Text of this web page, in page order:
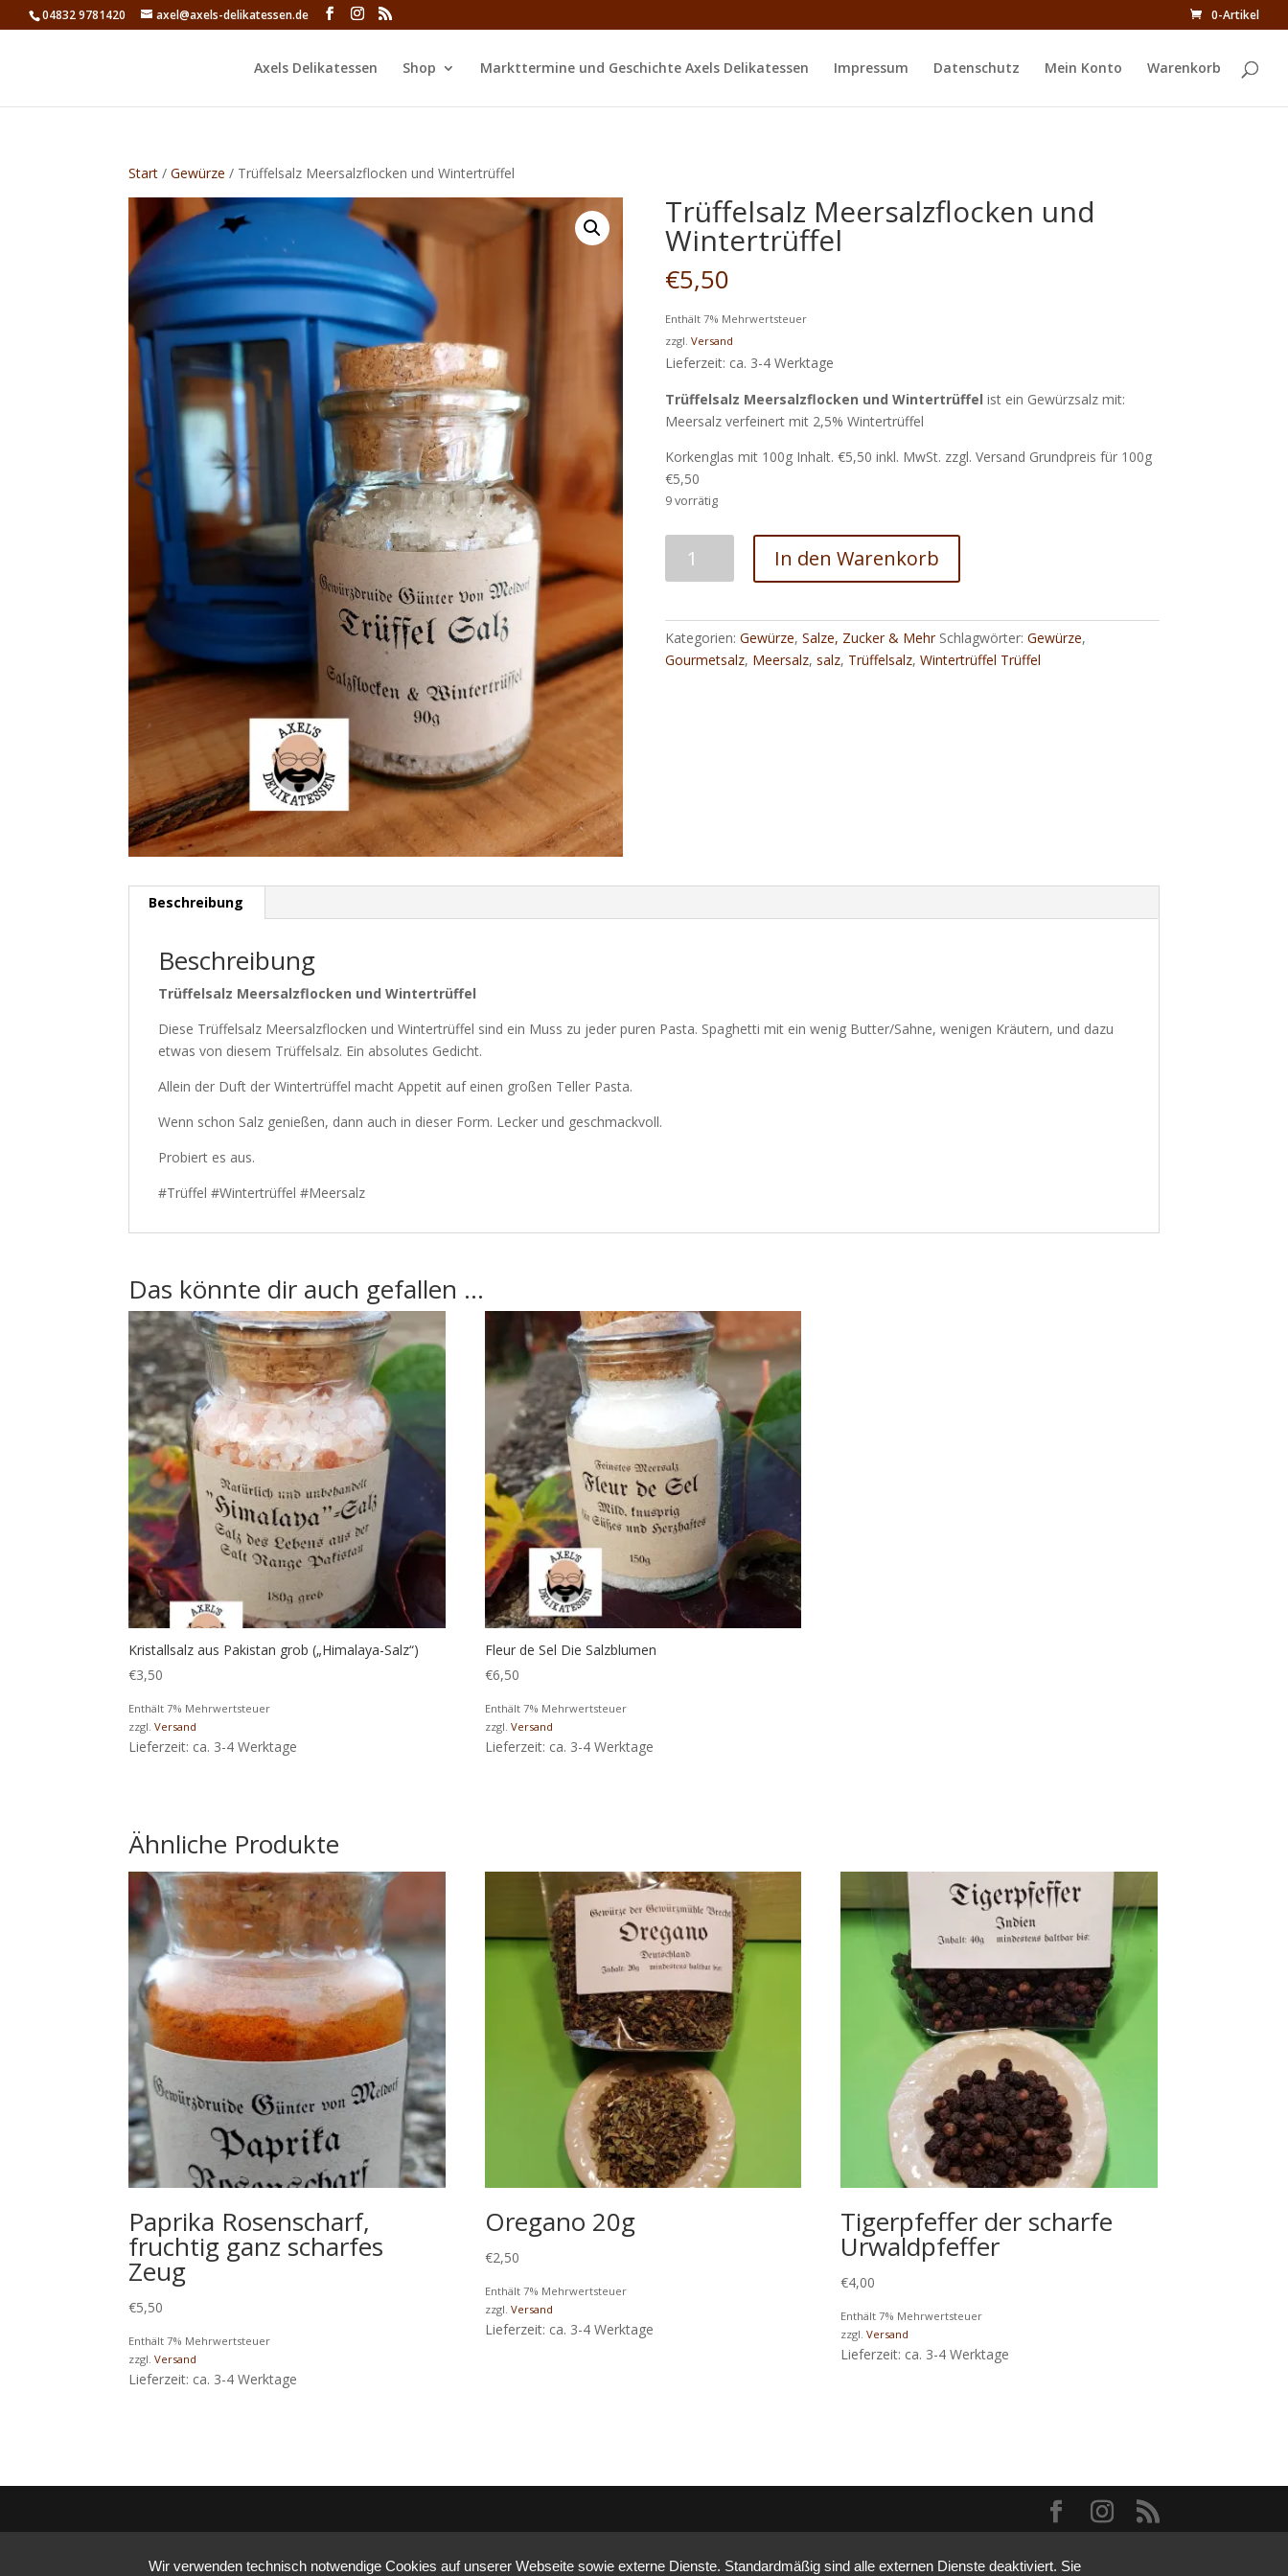
04832 9781420 axel@axels-delikatessen.de 0-Artikel
Axels Delikatessen Shop Markttermine und Geschichte Axels Delikatessen Impressum Datenschutz Mein Konto Warenkorb
Start /Gewürze / Trüffelsalz Meersalzflocken und Wintertrüffel
Trüffelsalz Meersalzflocken und
Wintertrüffel
€5,50
Enthält 7% Mehrwertsteuer
zzgl. Versand
Lieferzeit: ca. 3-4 Werktage
Trüffelsalz Meersalzflocken und Wintertrüffel ist ein Gewürzsalz mit:
Meersalz verfeinert mit 2,5% Wintertrüffel
Korkenglas mit 100g Inhalt. €5,50 inkl. MwSt. zzgl. Versand Grundpreis für 100g
€5,50
9 vorrätig
Meersalzflocken
Menge
In den Warenkorb
Kategorien: Gewürze, Salze, Zucker & Mehr Schlagwörter: Gewürze,
Gourmetsalz, Meersalz, salz, Trüffelsalz, Wintertrüffel Trüffel
Beschreibung
Beschreibung
Trüffelsalz Meersalzflocken und Wintertrüffel
Diese Trüffelsalz Meersalzflocken und Wintertrüffel sind ein Muss zu jeder puren Pasta. Spaghetti mit ein wenig Butter/Sahne, wenigen Kräutern, und dazu
etwas von diesem Trüffelsalz. Ein absolutes Gedicht.
Allein der Duft der Wintertrüffel macht Appetit auf einen großen Teller Pasta.
Wenn schon Salz genießen, dann auch in dieser Form. Lecker und geschmackvoll.
Probiert es aus.
#Trüffel #Wintertrüffel #Meersalz
Das könnte dir auch gefallen …
Kristallsalz aus Pakistan grob („Himalaya-Salz“)
€3,50
Enthält 7% Mehrwertsteuer
zzgl.Versand
Lieferzeit: ca. 3-4 Werktage
Fleur de Sel Die Salzblumen
€6,50
Enthält 7% Mehrwertsteuer
zzgl. Versand
Lieferzeit: ca. 3-4 Werktage
Ähnliche Produkte
Paprika Rosenscharf,
fruchtig ganz scharfes
Zeug
€5,50
Enthält 7% Mehrwertsteuer
zzgl.Versand
Lieferzeit: ca. 3-4 Werktage
Oregano 20g
€2,50
Enthält 7% Mehrwertsteuer
zzgl. Versand
Lieferzeit: ca. 3-4 Werktage
Tigerpfeffer der scharfe
Urwaldpfeffer
€4,00
Enthält 7% Mehrwertsteuer
zzgl.Versand
Lieferzeit: ca. 3-4 Werktage
Wir verwenden technisch notwendige Cookies auf unserer Webseite sowie externe Dienste. Standardmäßig sind alle externen Dienste deaktiviert. Sie